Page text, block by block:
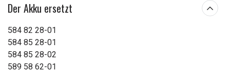
Der Akku ersetzt
584 82 28-01
584 85 28-01
584 85 28-02
589 58 62-01